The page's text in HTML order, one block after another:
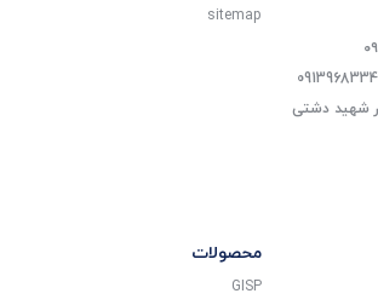
شهید دشتی
sitemap
محصولات
GISP